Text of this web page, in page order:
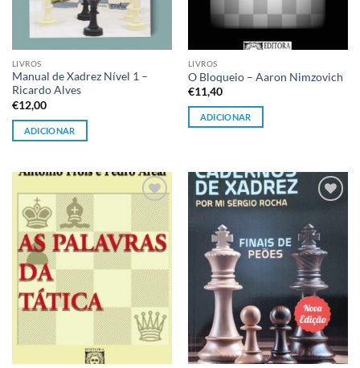
LIVROS
Manual de Xadrez Nível 1 –
Ricardo Alves
€12,00
ADICIONAR
LIVROS
O Bloqueio – Aaron Nimzovich
€11,40
ADICIONAR
Adicionar
à lista de
desejos
à lista de
desejos